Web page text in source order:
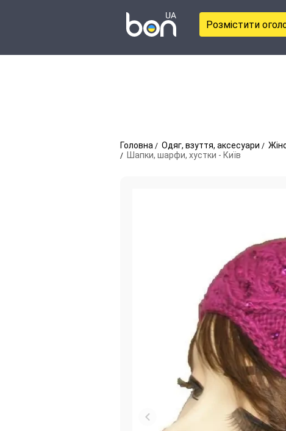
Розмістити
Головна Одяг, взуття, аксесуари
Шапки, шарфи, хустки - Київ